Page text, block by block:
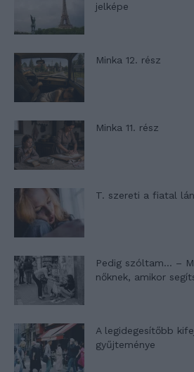
jelképe
Minka 12. rész
Minka 11. rész
T. szereti a fiatal
Pedig szóltam… –
nőknek, amikor
A legidegesítőbb
gyűjteménye